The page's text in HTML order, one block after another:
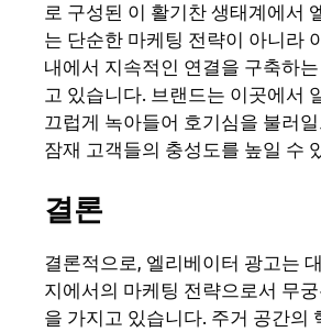
로 구성된 이 활기찬 생태계에서
는 단순한 마케팅 전략이 아니라
내에서 지속적인 연결을 구축하
고 있습니다. 브랜드는 이곳에서
끄럽게 녹아들어 호기심을 불러
잠재 고객들의 충성도를 높일 수
결론
결론적으로, 엘리베이터 광고는
지에서의 마케팅 전략으로서 무
을 가지고 있습니다. 주거 공간의